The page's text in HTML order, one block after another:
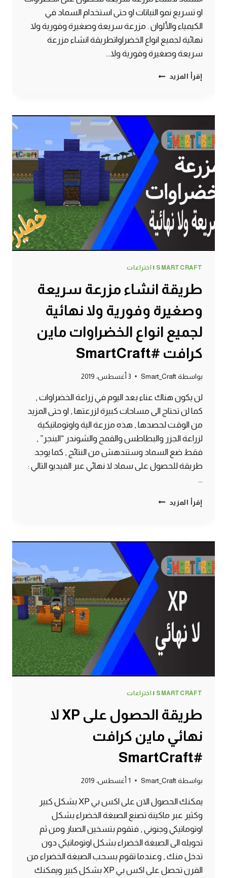
او تسريع نمو النباتات او حتى استخدام السماد في
الكيمياء والألوان . مزرعة سريعة وصغيرة وفورية ولا
نهائية لجميع انواع الخضراواتطريقة انشاء مزرعة
سريعة وصغيرة وفورية ولا…
إقرأ المزيد طريقة
لا
نهائي
وبشكل
اوتوماتيكي
وتلقائي
100%
كرافت
#SMARTCRAFT
SMARTCRAFT
| اختراعات
طريقة انشاء مزرعة سريعة
وصغيرة وفورية ولا نهائية
لجميع انواع الخضراوات ماين
كرافت #SmartCraft
بواسطة Smart_Craft 3 أغسطس، 2019
لن يكون هناك عناء بعد اليوم في زراعة الخضراوات ,
كما لن تحتاج الى مساحات كبيرة لزرعتها , او حتى المزيد
من الوقت لحصدها , هذه مزرعة الية واوتوماتيكية
لزراعة الجزر والبطاطس والقمح والشوندر “البنجر” ,
فقط ضع السماد وستندهش من النتائج , كما يوجد
طريقة للحصول على سماد لا نهائي عبر الفيديو التالي :
…
إقرأ المزيد طريقة
وصغيرة
وفورية
ولا
نهائية
لجميع
انواع
الخضراوات
كرافت
#SMARTCRAFT
SMARTCRAFT
| اختراعات
طريقة الحصول على XP لا
نهائي ماين كرافت
#SmartCraft
بواسطة Smart_Craft 1 أغسطس، 2019
يمكنك الحصول الان على اكس بي XP بشكل كبير
وكثير عبر ماكينة تصنع الصبغة الخضراء بشكل
اوتوماتيكي وجنوني , فتقوم بتسخين الصبار ومن ثم
تحويله الى الصبغة الخضراء بشكل اوتوماتيكي دون
تدخل منك , وعندما تقوم بسحب الصبغة الخضراء من
الفرن تحصل على اكس بي XP بشكل كبير ويمكنك